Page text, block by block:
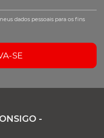
dados pessoais para os fins
SE
-